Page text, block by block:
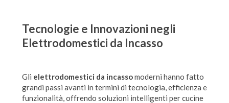
Tecnologie e Innovazioni negli
Elettrodomestici da Incasso
Gli elettrodomestici da incassomoderni hanno fatto
grandi passi avanti in termini di tecnologia, efficienza e
funzionalità, offrendo soluzioni intelligenti per cucine